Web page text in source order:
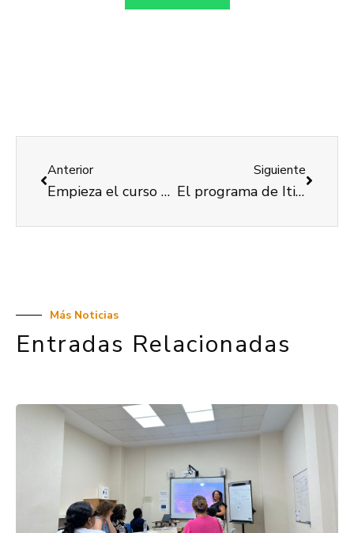
Anterior
Empieza el curso Voluntariado Social y Discapacidad organizado por COCEMFE Valencia
Siguiente
El programa de Itinerarios de Inserción Laboral adapta su actividad a las necesidades tras la DANA
Más Noticias
Entradas Relacionadas